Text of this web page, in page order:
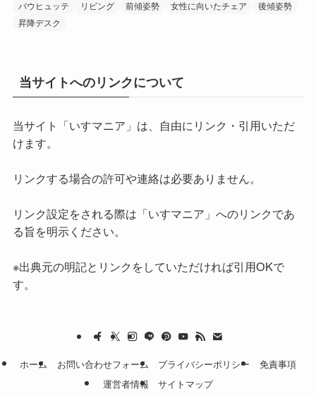
バウヒュッテ
リビング 前傾姿勢 女性に向いたチェア
後傾姿勢
昇降デスク
当サイトへのリンクについて
当サイト「いすマニア」は、自由にリンク・引用いただ
けます。
リンクする場合の許可や連絡は必要ありません。
リンク設定をされる際は「いすマニア」へのリンクであ
る旨を明示ください。
※出典元の明記とリンクをしていただければ引用OKで
す。
ホーム お問い合わせフォーム プライバシーポリシー
免責事項
運営者情報
サイトマップ